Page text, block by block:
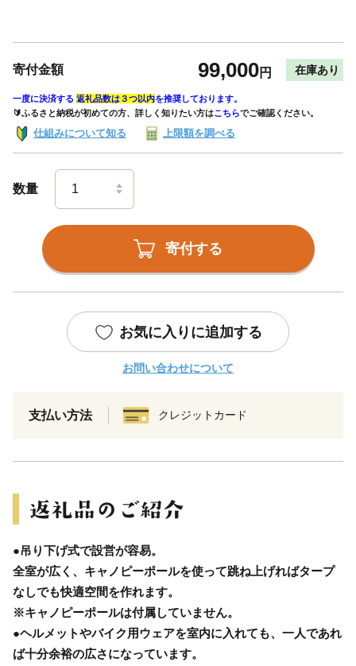
寄付金額 99,000円 在庫あり
一度に決済する 返礼品数は３つ以内を推奨しております。
🔰ふるさと納税が初めての方、詳しく知りたい方はこちらでご確認ください。
仕組みについて知る 上限額を調べる
数量
寄付する
お気に入りに追加する
お問い合わせについて
支払い方法 クレジットカード
●吊り下げ式で設営が容易。
全室が広く、キャノピーポールを使って跳ね上げればタープ
なしでも快適空間を作れます。
※キャノピーポールは付属していません。
●ヘルメットやバイク用ウェアを室内に入れても、一人であれ
ば十分余裕の広さになっています。